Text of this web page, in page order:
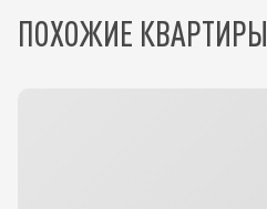
ПОХОЖИЕ КВАРТИРЫ